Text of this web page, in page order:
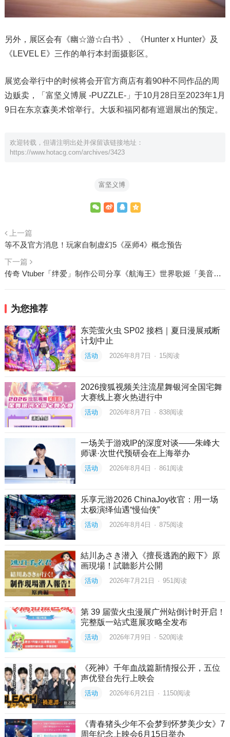
另外，展区会有《幽☆游☆白书》、《Hunter x Hunter》及
《LEVEL E》三作的单行本封面摄影区。
展览会举行中的时候将会开官方商店有着90种不同作品的周
边贩卖，「富坚义博展 -PUZZLE-」于10月28日至2023年1月
9日在东京森美术馆举行。大坂和福冈都有巡迴展出的预定。
欢迎转载，但请注明出处并保留该链接地址：
https://www.hotacg.com/archives/3423
富坚义博
上一篇
等不及官方消息！玩家自制虚幻5《巫师4》概念预告
下一篇
传奇 Vtuber「绊爱」制作公司分享《航海王》世界歌姬「美音」3D 模组诞生秘辛
为您推荐
东莞萤火虫 SP02 接档｜夏日漫展戒断
计划中止
活动 2026年8月7日 · 15阅读
2026搜狐视频关注流星舞银河全国宅舞
大赛线上赛火热进行中
活动 2026年8月7日 · 838阅读
一场关于游戏IP的深度对谈——朱峰大
师课·次世代预研会在上海举办
活动 2026年8月4日 · 861阅读
乐享元游2026 ChinaJoy收官：用一场
太极演绎仙遇“慢仙侠”
活动 2026年8月4日 · 875阅读
結川あさき潜入《擅長逃跑的殿下》原
画現場！試聽影片公開
活动 2026年7月21日 · 951阅读
第 39 届萤火虫漫展广州站倒计时开启！
完整版一站式逛展攻略全发布
活动 2026年7月9日 · 520阅读
《死神》千年血战篇新情报公开，五位
声优登台先行上映会
活动 2026年6月21日 · 1150阅读
《青春猪头少年不会梦到怀梦美少女》7
周年纪念上映会6月15日举办